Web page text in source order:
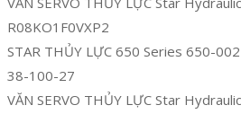
R08KO1F0VXP2
STAR THỦY LỰC 650 Series 650-
38-100-27
VĂN SERVO THỦY LỰC Star